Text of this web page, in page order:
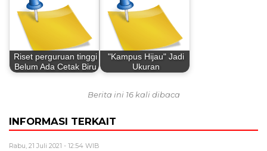
Riset perguruan tinggi
Belum Ada Cetak Biru
"Kampus Hijau" Jadi
Ukuran
Berita ini 16 kali dibaca
INFORMASI TERKAIT
Rabu, 21 Juli 2021 - 12:54 WIB